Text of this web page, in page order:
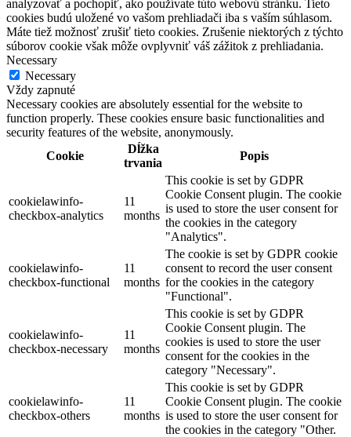
analyzovať a pochopiť, ako používate túto webovú stránku. Tieto
cookies budú uložené vo vašom prehliadači iba s vaším súhlasom.
Máte tiež možnosť zrušiť tieto cookies. Zrušenie niektorých z týchto
súborov cookie však môže ovplyvniť váš zážitok z prehliadania.
Necessary
Necessary
Vždy zapnuté
Necessary cookies are absolutely essential for the website to
function properly. These cookies ensure basic functionalities and
security features of the website, anonymously.
Cookie
Dĺžka
trvania
Popis
cookielawinfo-
checkbox-analytics
11
months
This cookie is set by GDPR
Cookie Consent plugin. The cookie
is used to store the user consent for
the cookies in the category
"Analytics".
cookielawinfo-
checkbox-functional
11
months
The cookie is set by GDPR cookie
consent to record the user consent
for the cookies in the category
"Functional".
cookielawinfo-
checkbox-necessary
11
months
This cookie is set by GDPR
Cookie Consent plugin. The
cookies is used to store the user
consent for the cookies in the
category "Necessary".
cookielawinfo-
checkbox-others
11
months
This cookie is set by GDPR
Cookie Consent plugin. The cookie
is used to store the user consent for
the cookies in the category "Other.